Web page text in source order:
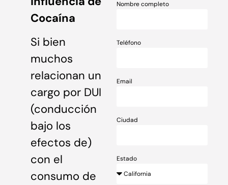
Cocaína
Si bien
muchos
relacionan un
cargo por DUI
(conducción
bajo los
efectos de)
con el
consumo de
Nombre completo
Teléfono
Email
Ciudad
Estado